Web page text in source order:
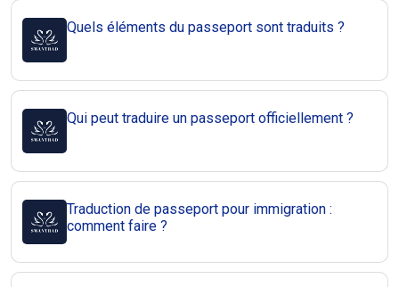
Quels éléments du passeport sont traduits ?
Qui peut traduire un passeport officiellement ?
Traduction de passeport pour immigration :
comment faire ?